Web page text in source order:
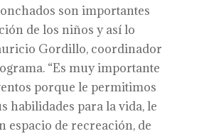
son importantes
de los niños y así lo
Gordillo, coordinador
“Es muy importante
porque le permitimos
habilidades para la vida, le
espacio de recreación, de